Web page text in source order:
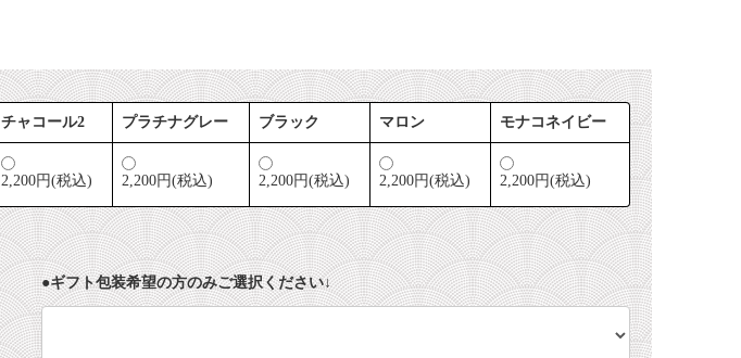
チャコール2 プラチナグレー ブラック マロン モナコネイビー
2,200円(税込) 2,200円(税込) 2,200円(税込) 2,200円(税込) 2,200円(税込)
●ギフト包装希望の方のみご選択ください↓